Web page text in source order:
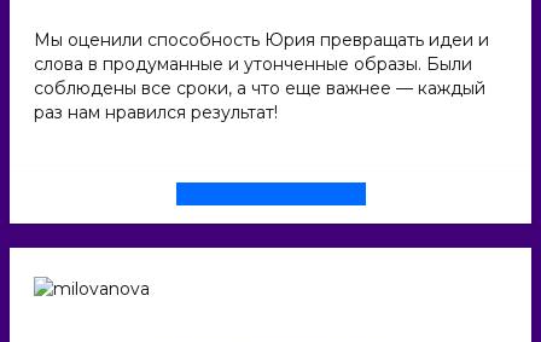
Мы оценили способность Юрия превращать идеи и
слова в продуманные и утонченные образы. Были
соблюдены все сроки, а что еще важнее — каждый
раз нам нравился результат!